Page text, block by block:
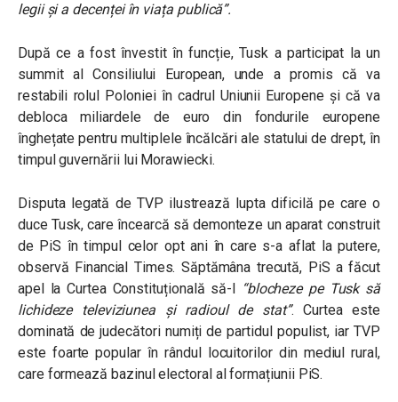
legii și a decenței în viața publică”.
După ce a fost învestit în funcție, Tusk a participat la un
summit al Consiliului European, unde a promis că va
restabili rolul Poloniei în cadrul Uniunii Europene și că va
debloca miliardele de euro din fondurile europene
înghețate pentru multiplele încălcări ale statului de drept, în
timpul guvernării lui Morawiecki.
Disputa legată de TVP ilustrează lupta dificilă pe care o
duce Tusk, care încearcă să demonteze un aparat construit
de PiS în timpul celor opt ani în care s-a aflat la putere,
observă Financial Times. Săptămâna trecută, PiS a făcut
apel la Curtea Constituțională să-l “blocheze pe Tusk să
lichideze televiziunea și radioul de stat”. Curtea este
dominată de judecători numiți de partidul populist, iar TVP
este foarte popular în rândul locuitorilor din mediul rural,
care formează bazinul electoral al formațiunii PiS.